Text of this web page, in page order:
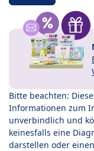
Bitte beachten:
Informationen zum
unverbindlich und
keinesfalls eine
darstellen oder